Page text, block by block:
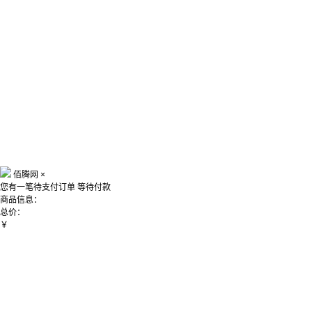
佰腾网 ×
您有一笔待支付订单 等待付款
商品信息：
总价：
￥